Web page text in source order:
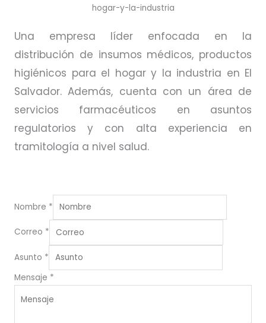
Una empresa líder enfocada en la
distribución de insumos médicos, productos
higiénicos para el hogar y la industria en El
Salvador. Además, cuenta con un área de
servicios farmacéuticos en asuntos
regulatorios y con alta experiencia en
tramitología a nivel salud.
Nombre *
Correo *
Asunto *
Mensaje *